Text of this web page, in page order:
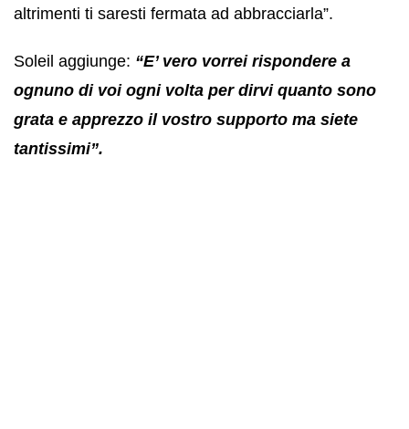
altrimenti ti saresti fermata ad abbracciarla”.
Soleil aggiunge: “E’ vero vorrei rispondere a
ognuno di voi ogni volta per dirvi quanto sono
grata e apprezzo il vostro supporto ma siete
tantissimi”.